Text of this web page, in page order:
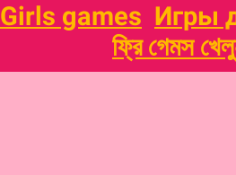
Girls games Игры
ফ্রি গেমস